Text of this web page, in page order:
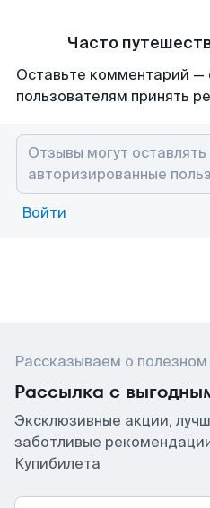
Часто
Оставьте комментарий —
пользователям принять
Войти
Рассказываем о
Рассылка с
Эксклюзивные акции,
заботливые
Купибилета